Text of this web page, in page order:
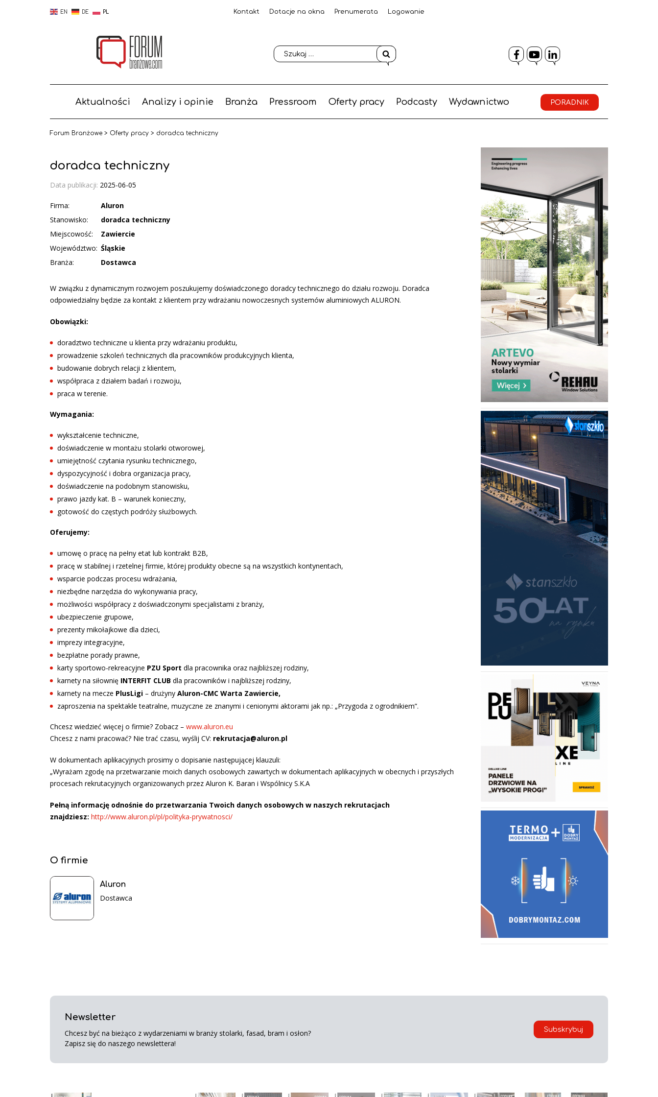
EN DE PL Kontakt Dotacje na okna Prenumerata Logowanie
Facebook
YouTube
LinkedIn
Aktualności Analizy i opinie Branża Pressroom Oferty pracy Podcasty Wydawnictwo PORADNIK
Forum Branżowe > Oferty pracy > doradca techniczny
doradca techniczny
Data publikacji: 2025-06-05
Firma:
Aluron
Stanowisko:
doradca techniczny
Miejscowość:
Zawiercie
Województwo: Śląskie
Branża:
Dostawca
W związku z dynamicznym rozwojem poszukujemy doświadczonego doradcy technicznego do działu rozwoju. Doradca
odpowiedzialny będzie za kontakt z klientem przy wdrażaniu nowoczesnych systemów aluminiowych ALURON.
Obowiązki:
doradztwo techniczne u klienta przy wdrażaniu produktu,
prowadzenie szkoleń technicznych dla pracowników produkcyjnych klienta,
budowanie dobrych relacji z klientem,
współpraca z działem badań i rozwoju,
praca w terenie.
Wymagania:
wykształcenie techniczne,
doświadczenie w montażu stolarki otworowej,
umiejętność czytania rysunku technicznego,
dyspozycyjność i dobra organizacja pracy,
doświadczenie na podobnym stanowisku,
prawo jazdy kat. B – warunek konieczny,
gotowość do częstych podróży służbowych.
Oferujemy:
umowę o pracę na pełny etat lub kontrakt B2B,
pracę w stabilnej i rzetelnej firmie, której produkty obecne są na wszystkich kontynentach,
wsparcie podczas procesu wdrażania,
niezbędne narzędzia do wykonywania pracy,
możliwości współpracy z doświadczonymi specjalistami z branży,
ubezpieczenie grupowe,
prezenty mikołajkowe dla dzieci,
imprezy integracyjne,
bezpłatne porady prawne,
karty sportowo-rekreacyjne PZU Sport dla pracownika oraz najbliższej rodziny,
karnety na siłownię INTERFIT CLUB dla pracowników i najbliższej rodziny,
karnety na mecze PlusLigi – drużyny Aluron-CMC Warta Zawiercie,
zaproszenia na spektakle teatralne, muzyczne ze znanymi i cenionymi aktorami jak np.: „Przygoda z ogrodnikiem”.
Chcesz wiedzieć więcej o firmie? Zobacz – www.aluron.eu
Chcesz z nami pracować? Nie trać czasu, wyślij CV: rekrutacja@aluron.pl
W dokumentach aplikacyjnych prosimy o dopisanie następującej klauzuli:
„Wyrażam zgodę na przetwarzanie moich danych osobowych zawartych w dokumentach aplikacyjnych w obecnych i przyszłych
procesach rekrutacyjnych organizowanych przez Aluron K. Baran i Wspólnicy S.K.A
Pełną informację odnośnie do przetwarzania Twoich danych osobowych w naszych rekrutacjach
znajdziesz: http://www.aluron.pl/pl/polityka-prywatnosci/
O firmie
Aluron
Dostawca
Newsletter
Chcesz być na bieżąco z wydarzeniami w branży stolarki, fasad, bram i osłon?
Zapisz się do naszego newslettera!
Subskrybuj